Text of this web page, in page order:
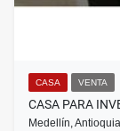
CASA VENTA
CASA PARA
Medellín,